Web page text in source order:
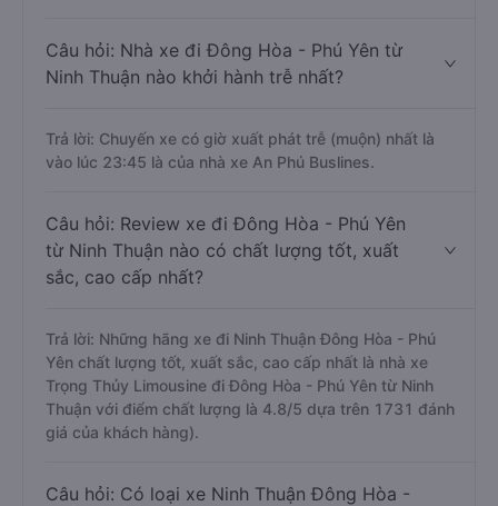
Câu hỏi: Nhà xe đi Đông Hòa - Phú Yên từ
Ninh Thuận nào khởi hành trễ nhất?
Trả lời: Chuyến xe có giờ xuất phát trễ (muộn) nhất là
vào lúc 23:45 là của nhà xe An Phú Buslines.
Câu hỏi: Review xe đi Đông Hòa - Phú Yên
từ Ninh Thuận nào có chất lượng tốt, xuất
sắc, cao cấp nhất?
Trả lời: Những hãng xe đi Ninh Thuận Đông Hòa - Phú
Yên chất lượng tốt, xuất sắc, cao cấp nhất là nhà xe
Trọng Thủy Limousine đi Đông Hòa - Phú Yên từ Ninh
Thuận với điểm chất lượng là 4.8/5 dựa trên 1731 đánh
giá của khách hàng).
Câu hỏi: Có loại xe Ninh Thuận Đông Hòa -